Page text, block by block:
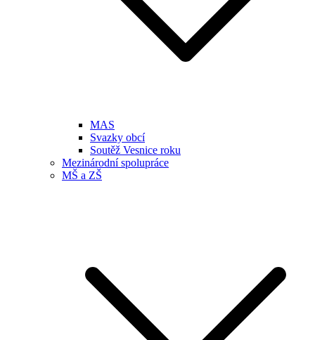
MAS
Svazky obcí
Soutěž Vesnice roku
Mezinárodní spolupráce
MŠ a ZŠ